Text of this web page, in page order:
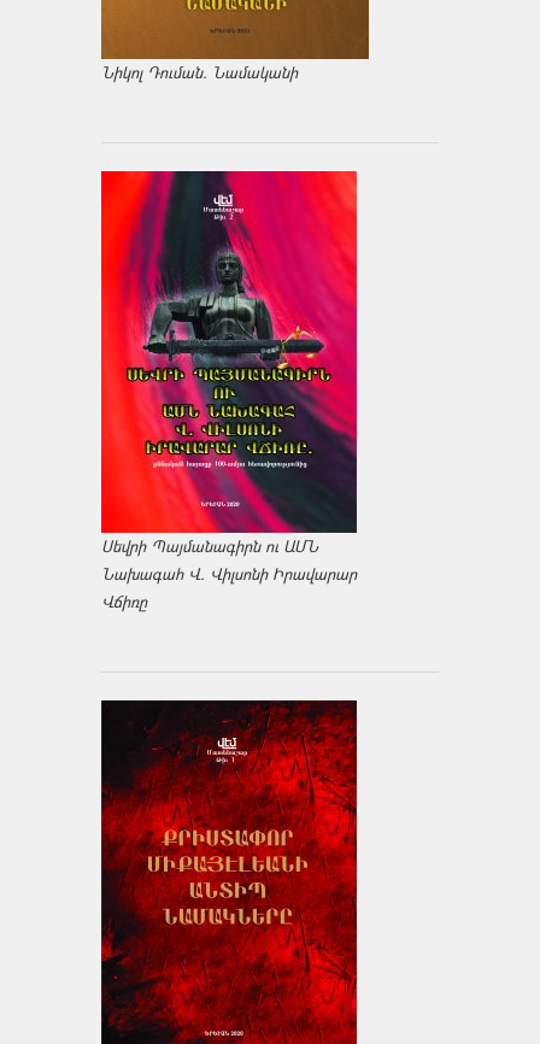
Նիկոլ Դուման. Նամականի
Սեվրի Պայմանագիրն ու ԱՄՆ
Նախագահ Վ. Վիլսոնի Իրավարար
Վճիռը